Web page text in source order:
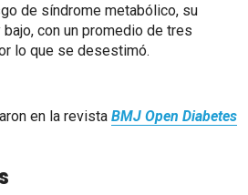
de síndrome metabólico, su
con un promedio de tres
lo que se desestimó.
en la revista BMJ Open Diabetes